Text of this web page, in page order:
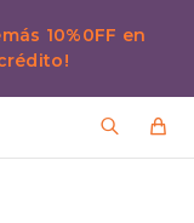
10%0FF en